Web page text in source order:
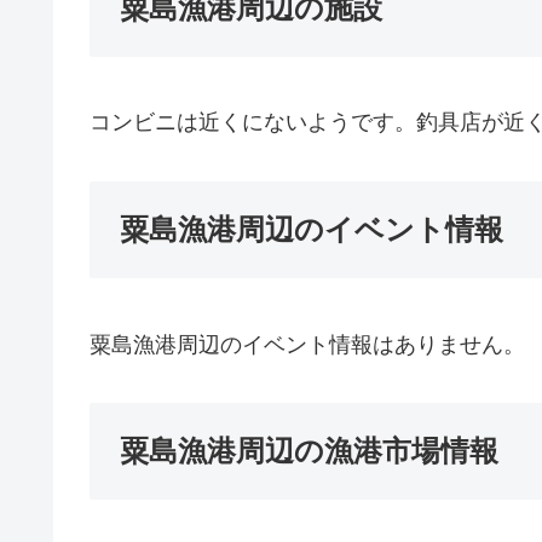
粟島漁港周辺の施設
コンビニは近くにないようです。釣具店が近
粟島漁港周辺のイベント情報
粟島漁港周辺のイベント情報はありません。
粟島漁港周辺の漁港市場情報